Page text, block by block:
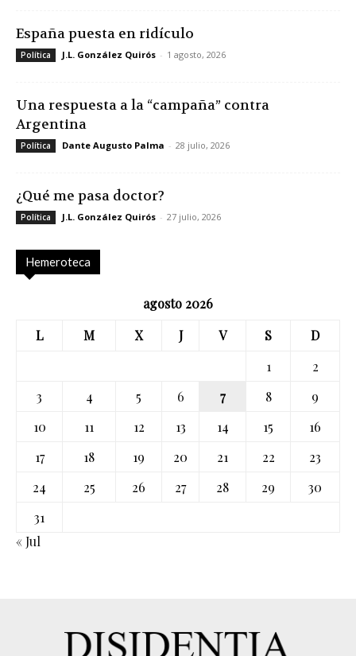
España puesta en ridículo
Política J.L. González Quirós - 1 agosto, 2026
Una respuesta a la “campaña” contra
Argentina
Política Dante Augusto Palma - 28 julio, 2026
¿Qué me pasa doctor?
Política J.L. González Quirós - 27 julio, 2026
Hemeroteca
agosto 2026
L
M X J V S
D
1
2
3
4 5 6 7 8
9
10
11 12 13 14 15
16
17
18 19 20 21 22
23
24
25 26 27 28 29
30
31
« Jul